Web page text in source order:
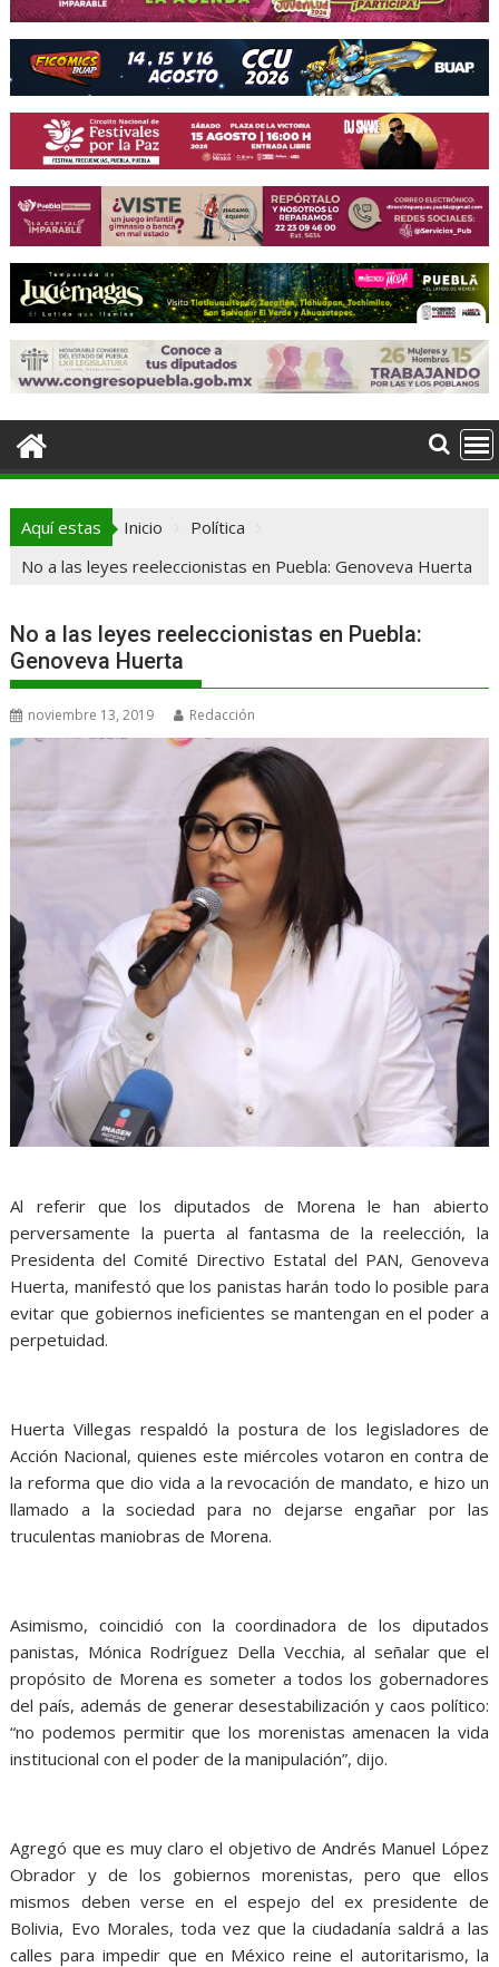
Aquí estas Inicio
Política
No a las leyes reeleccionistas en Puebla: Genoveva Huerta
No a las leyes reeleccionistas en Puebla:
Genoveva Huerta
noviembre 13, 2019 Redacción
Al referir que los diputados de Morena le han abierto
perversamente la puerta al fantasma de la reelección, la
Presidenta del Comité Directivo Estatal del PAN, Genoveva
Huerta, manifestó que los panistas harán todo lo posible para
evitar que gobiernos ineficientes se mantengan en el poder a
perpetuidad.
Huerta Villegas respaldó la postura de los legisladores de
Acción Nacional, quienes este miércoles votaron en contra de
la reforma que dio vida a la revocación de mandato, e hizo un
llamado a la sociedad para no dejarse engañar por las
truculentas maniobras de Morena.
Asimismo, coincidió con la coordinadora de los diputados
panistas, Mónica Rodríguez Della Vecchia, al señalar que el
propósito de Morena es someter a todos los gobernadores
del país, además de generar desestabilización y caos político:
“no podemos permitir que los morenistas amenacen la vida
institucional con el poder de la manipulación”, dijo.
Agregó que es muy claro el objetivo de Andrés Manuel López
Obrador y de los gobiernos morenistas, pero que ellos
mismos deben verse en el espejo del ex presidente de
Bolivia, Evo Morales, toda vez que la ciudadanía saldrá a las
calles para impedir que en México reine el autoritarismo, la